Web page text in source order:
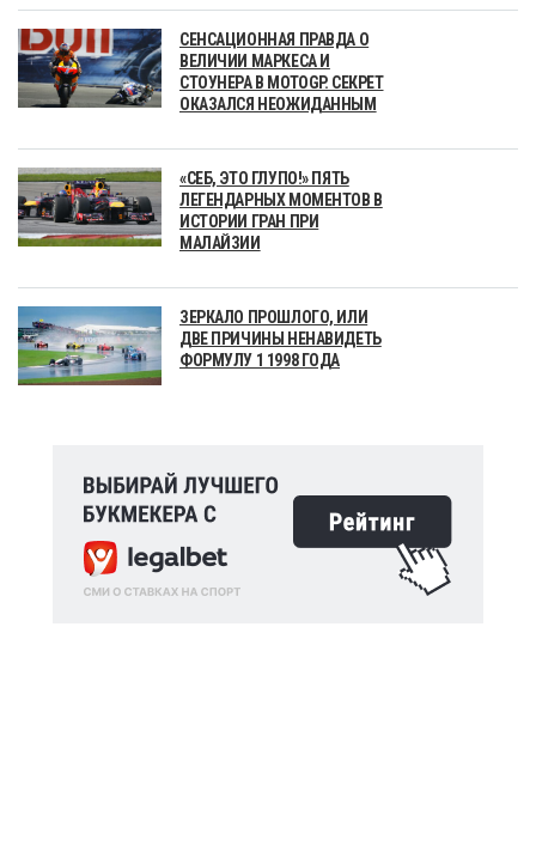
СЕНСАЦИОННАЯ ПРАВДА О
ВЕЛИЧИИ МАРКЕСА И
СТОУНЕРА В MOTOGP. СЕКРЕТ
ОКАЗАЛСЯ НЕОЖИДАННЫМ
«СЕБ, ЭТО ГЛУПО!» ПЯТЬ
ЛЕГЕНДАРНЫХ МОМЕНТОВ В
ИСТОРИИ ГРАН ПРИ
МАЛАЙЗИИ
ЗЕРКАЛО ПРОШЛОГО, ИЛИ
ДВЕ ПРИЧИНЫ НЕНАВИДЕТЬ
ФОРМУЛУ 1 1998 ГОДА